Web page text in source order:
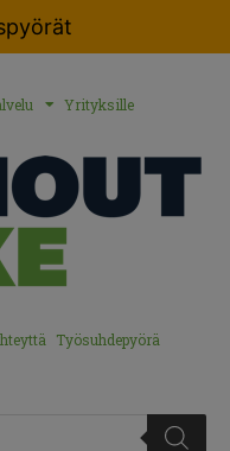
Yrityksille
Työsuhdepyörä